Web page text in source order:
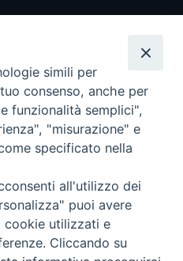
i diritti riservati - Vita
Torna
simili per
consenso, anche per
funzionalità semplici",
"misurazione" e
specificato nella
all'utilizzo dei
puoi avere
cookie utilizzati e
Cliccando su